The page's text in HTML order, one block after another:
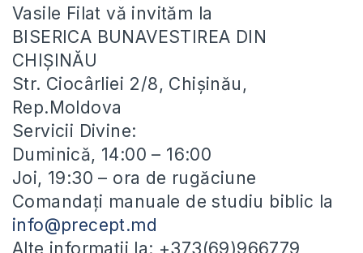
Vasile Filat vă invităm la
BISERICA BUNAVESTIREA DIN
CHIȘINĂU
Str. Ciocârliei 2/8, Chișinău,
Rep.Moldova
Servicii Divine:
Duminică, 14:00 – 16:00
Joi, 19:30 – ora de rugăciune
Comandați manuale de studiu biblic la
info@precept.md
Alte informații la: +373(69)966779